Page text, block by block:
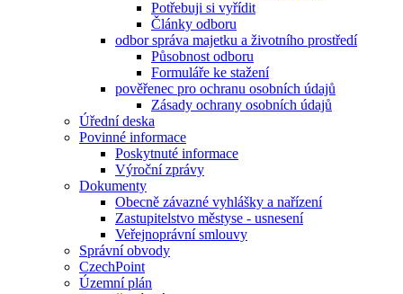
Potřebuji si vyřídit
Články odboru
odbor správa majetku a životního prostředí
Působnost odboru
Formuláře ke stažení
pověřenec pro ochranu osobních údajů
Zásady ochrany osobních údajů
Úřední deska
Povinné informace
Poskytnuté informace
Výroční zprávy
Dokumenty
Obecně závazné vyhlášky a nařízení
Zastupitelstvo městyse - usnesení
Veřejnoprávní smlouvy
Správní obvody
CzechPoint
Územní plán